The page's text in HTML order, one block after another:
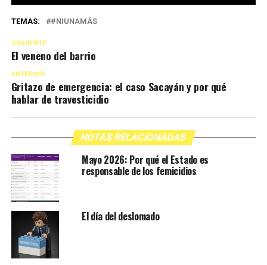
TEMAS: #NIUNAMÁS
SIGUIENTE
El veneno del barrio
ANTERIOR
Gritazo de emergencia: el caso Sacayán y por qué
hablar de travesticidio
NOTAS RELACIONADAS
Mayo 2026: Por qué el Estado es
responsable de los femicidios
El día del deslomado